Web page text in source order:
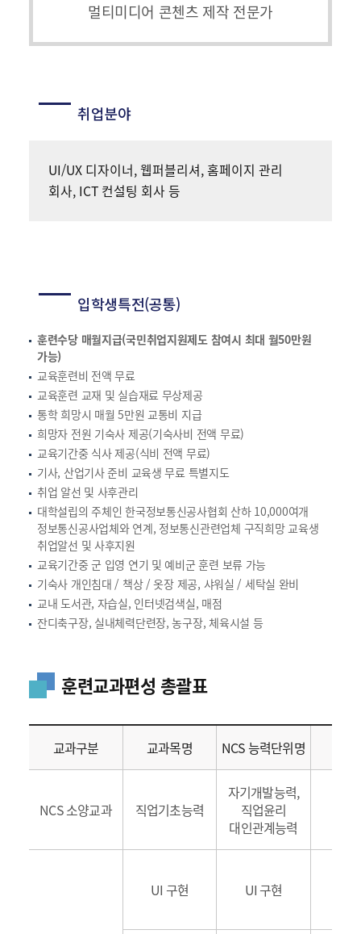
멀티미디어 콘첸츠 제작 전문가
취업분야
UI/UX 디자이너, 웹퍼블리셔, 홈페이지 관리
회사, ICT 컨설팅 회사 등
입학생특전(공통)
훈련수당 매월지급(국민취업지원제도 참여시 최대 월50만원
가능)
교육훈련비 전액 무료
교육훈련 교재 및 실습재료 무상제공
통학 희망시 매월 5만원 교통비 지급
희망자 전원 기숙사 제공(기숙사비 전액 무료)
교육기간중 식사 제공(식비 전액 무료)
기사, 산업기사 준비 교육생 무료 특별지도
취업 알선 및 사후관리
대학설립의 주체인 한국정보통신공사협회 산하 10,000여개
정보통신공사업체와 연계, 정보통신관련업체 구직희망 교육생
취업알선 및 사후지원
교육기간중 군 입영 연기 및 예비군 훈련 보류 가능
기숙사 개인침대 / 책상 / 옷장 제공, 샤워실 / 세탁실 완비
교내 도서관, 자습실, 인터넷검색실, 매점
잔디축구장, 실내체력단련장, 농구장, 체육시설 등
훈련교과편성 총괄표
교과구분 교과목명 NCS 능력단위명
NCS 소양교과 직업기초능력
자기개발능력,
직업윤리
대인관계능력
UI 구현 UI 구현